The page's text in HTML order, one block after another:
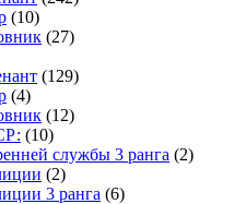
(10)
(27)
(129)
(4)
(12)
(10)
службы 3 ранга (2)
(2)
3 ранга (6)